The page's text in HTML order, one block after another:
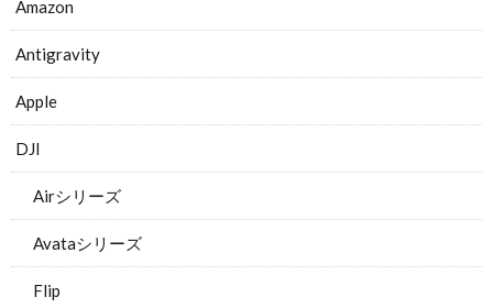
Amazon
Antigravity
Apple
DJI
Airシリーズ
Avataシリーズ
Flip